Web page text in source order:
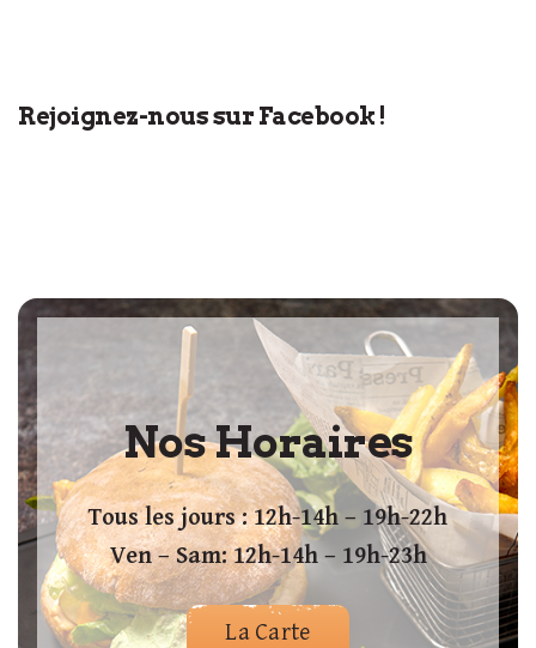
Rejoignez-nous sur Facebook !
Nos Horaires
Tous les jours : 12h-14h – 19h-22h
Ven – Sam: 12h-14h – 19h-23h
La Carte